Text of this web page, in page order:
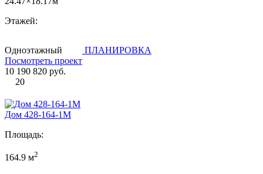
Этажей:
Одноэтажный
ПЛАНИРОВКА
Посмотреть проект
10 190 820 руб.
20
Дом 428-164-1М
Площадь:
164.9 м2